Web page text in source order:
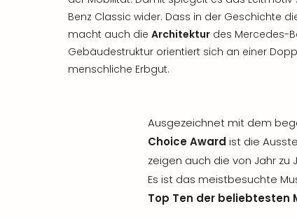
Benz Classic wider. Dass in der Geschichte
macht auch die Architektur des Mercedes-
Gebäudestruktur orientiert sich an einer
menschliche Erbgut.
Ausgezeichnet mit dem
Choice Award ist die
zeigen auch die von Jahr zu
Es ist das meistbesuchte
Top Ten der beliebtesten